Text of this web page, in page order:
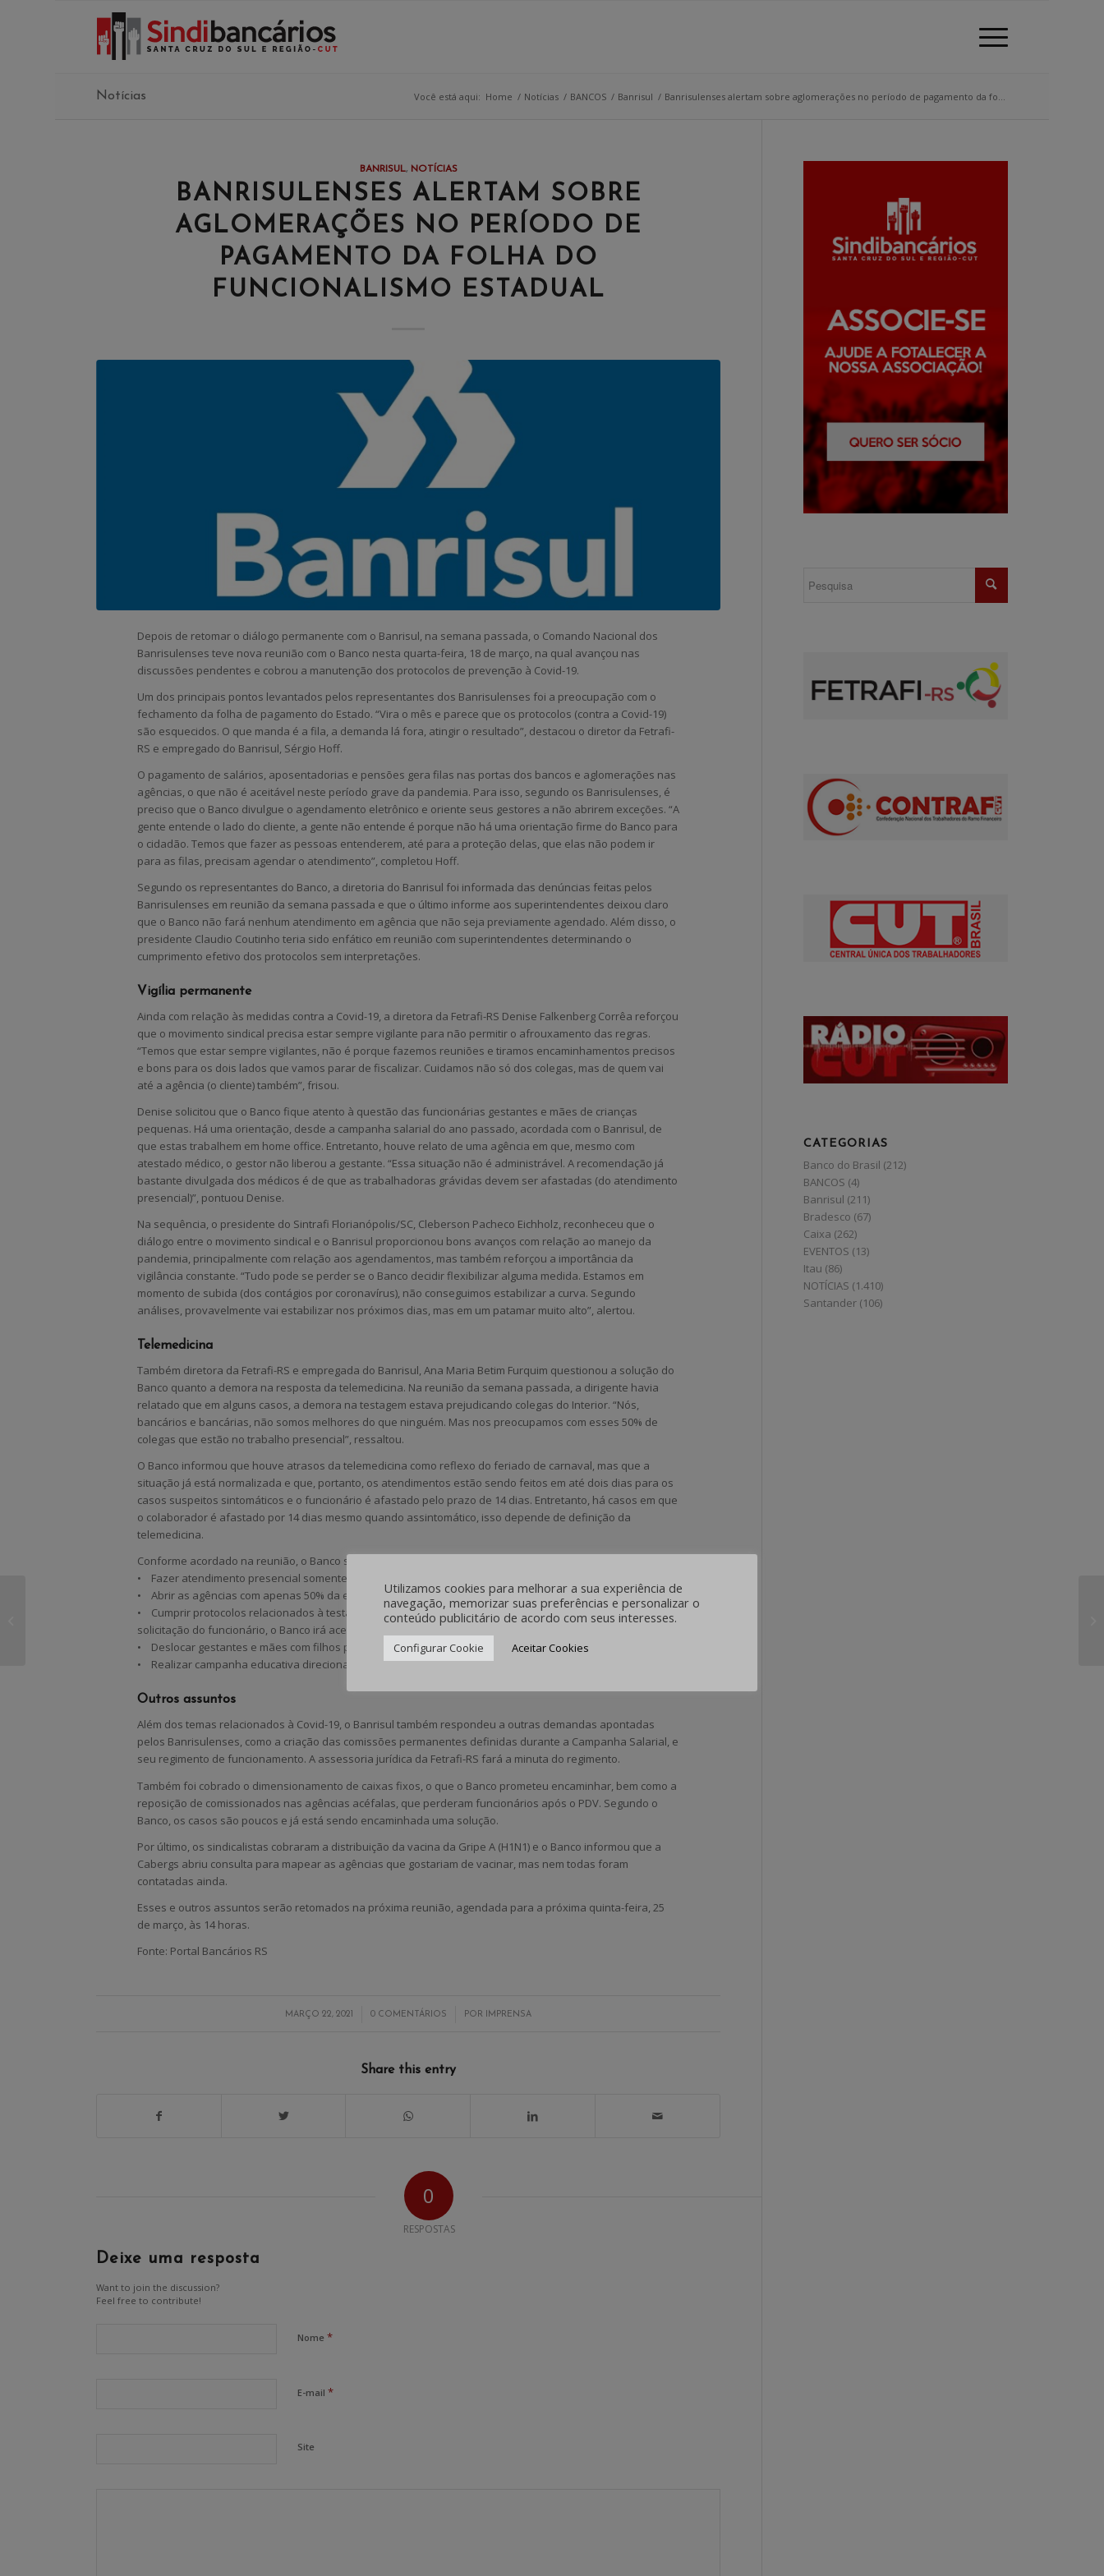
Notícias Você está aqui: Home / Notícias / BANCOS / Banrisul / Banrisulenses alertam sobre aglomerações no período de pagamento da fo...
BANRISUL, NOTÍCIAS
BANRISULENSES ALERTAM SOBRE
AGLOMERAÇÕES NO PERÍODO DE
PAGAMENTO DA FOLHA DO
FUNCIONALISMO ESTADUAL
Depois de retomar o diálogo permanente com o Banrisul, na semana passada, o Comando Nacional dos
Banrisulenses teve nova reunião com o Banco nesta quarta-feira, 18 de março, na qual avançou nas
discussões pendentes e cobrou a manutenção dos protocolos de prevenção à Covid-19.
Um dos principais pontos levantados pelos representantes dos Banrisulenses foi a preocupação com o
fechamento da folha de pagamento do Estado. “Vira o mês e parece que os protocolos (contra a Covid-19)
são esquecidos. O que manda é a fila, a demanda lá fora, atingir o resultado”, destacou o diretor da Fetrafi-
RS e empregado do Banrisul, Sérgio Hoff.
O pagamento de salários, aposentadorias e pensões gera filas nas portas dos bancos e aglomerações nas
agências, o que não é aceitável neste período grave da pandemia. Para isso, segundo os Banrisulenses, é
preciso que o Banco divulgue o agendamento eletrônico e oriente seus gestores a não abrirem exceções. “A
gente entende o lado do cliente, a gente não entende é porque não há uma orientação firme do Banco para
o cidadão. Temos que fazer as pessoas entenderem, até para a proteção delas, que elas não podem ir
para as filas, precisam agendar o atendimento”, completou Hoff.
Segundo os representantes do Banco, a diretoria do Banrisul foi informada das denúncias feitas pelos
Banrisulenses em reunião da semana passada e que o último informe aos superintendentes deixou claro
que o Banco não fará nenhum atendimento em agência que não seja previamente agendado. Além disso, o
presidente Claudio Coutinho teria sido enfático em reunião com superintendentes determinando o
cumprimento efetivo dos protocolos sem interpretações.
Vigília permanente
Ainda com relação às medidas contra a Covid-19, a diretora da Fetrafi-RS Denise Falkenberg Corrêa reforçou
que o movimento sindical precisa estar sempre vigilante para não permitir o afrouxamento das regras.
“Temos que estar sempre vigilantes, não é porque fazemos reuniões e tiramos encaminhamentos precisos
e bons para os dois lados que vamos parar de fiscalizar. Cuidamos não só dos colegas, mas de quem vai
até a agência (o cliente) também”, frisou.
Denise solicitou que o Banco fique atento à questão das funcionárias gestantes e mães de crianças
pequenas. Há uma orientação, desde a campanha salarial do ano passado, acordada com o Banrisul, de
que estas trabalhem em home office. Entretanto, houve relato de uma agência em que, mesmo com
atestado médico, o gestor não liberou a gestante. “Essa situação não é administrável. A recomendação já
bastante divulgada dos médicos é de que as trabalhadoras grávidas devem ser afastadas (do atendimento
presencial)”, pontuou Denise.
Na sequência, o presidente do Sintrafi Florianópolis/SC, Cleberson Pacheco Eichholz, reconheceu que o
diálogo entre o movimento sindical e o Banrisul proporcionou bons avanços com relação ao manejo da
pandemia, principalmente com relação aos agendamentos, mas também reforçou a importância da
vigilância constante. “Tudo pode se perder se o Banco decidir flexibilizar alguma medida. Estamos em
momento de subida (dos contágios por coronavírus), não conseguimos estabilizar a curva. Segundo
análises, provavelmente vai estabilizar nos próximos dias, mas em um patamar muito alto”, alertou.
Telemedicina
Também diretora da Fetrafi-RS e empregada do Banrisul, Ana Maria Betim Furquim questionou a solução do
Banco quanto a demora na resposta da telemedicina. Na reunião da semana passada, a dirigente havia
relatado que em alguns casos, a demora na testagem estava prejudicando colegas do Interior. “Nós,
bancários e bancárias, não somos melhores do que ninguém. Mas nos preocupamos com esses 50% de
colegas que estão no trabalho presencial”, ressaltou.
O Banco informou que houve atrasos da telemedicina como reflexo do feriado de carnaval, mas que a
situação já está normalizada e que, portanto, os atendimentos estão sendo feitos em até dois dias para os
casos suspeitos sintomáticos e o funcionário é afastado pelo prazo de 14 dias. Entretanto, há casos em que
o colaborador é afastado por 14 dias mesmo quando assintomático, isso depende de definição da
telemedicina.
Conforme acordado na reunião, o Banco se comprometeu a:
• Fazer atendimento presencial somente com agendamento independentemente do tamanho da agência;
• Abrir as agências com apenas 50% da equipe em trabalho presencial;
• Cumprir protocolos relacionados à testagem e, se, em 48 horas a telemedicina não responder à
solicitação do funcionário, o Banco irá aceitar teste feito por outro meio, ressarcindo o funcionário testado;
• Deslocar gestantes e mães com filhos pequenos para home office;
• Realizar campanha educativa direcionada aos clientes para que evitem ir pessoalmente à agência.
Outros assuntos
Além dos temas relacionados à Covid-19, o Banrisul também respondeu a outras demandas apontadas
pelos Banrisulenses, como a criação das comissões permanentes definidas durante a Campanha Salarial, e
seu regimento de funcionamento. A assessoria jurídica da Fetrafi-RS fará a minuta do regimento.
Também foi cobrado o dimensionamento de caixas fixos, o que o Banco prometeu encaminhar, bem como a
reposição de comissionados nas agências acéfalas, que perderam funcionários após o PDV. Segundo o
Banco, os casos são poucos e já está sendo encaminhada uma solução.
Por último, os sindicalistas cobraram a distribuição da vacina da Gripe A (H1N1) e o Banco informou que a
Cabergs abriu consulta para mapear as agências que gostariam de vacinar, mas nem todas foram
contatadas ainda.
Esses e outros assuntos serão retomados na próxima reunião, agendada para a próxima quinta-feira, 25
de março, às 14 horas.
Fonte: Portal Bancários RS
MARÇO 22, 2021
/ 0 COMENTÁRIOS
/ POR IMPRENSA
Share this entry
0
RESPOSTAS
Deixe uma resposta
Want to join the discussion?
Feel free to contribute!
Nome*
E-mail*
Site
CATEGORIAS
Banco do Brasil (212)
BANCOS (4)
Banrisul (211)
Bradesco (67)
Caixa (262)
EVENTOS (13)
Itau (86)
NOTÍCIAS (1.410)
Santander (106)
Utilizamos cookies para melhorar a sua experiência de
navegação, memorizar suas preferências e personalizar o
conteúdo publicitário de acordo com seus interesses.
Configurar Cookie Aceitar Cookies